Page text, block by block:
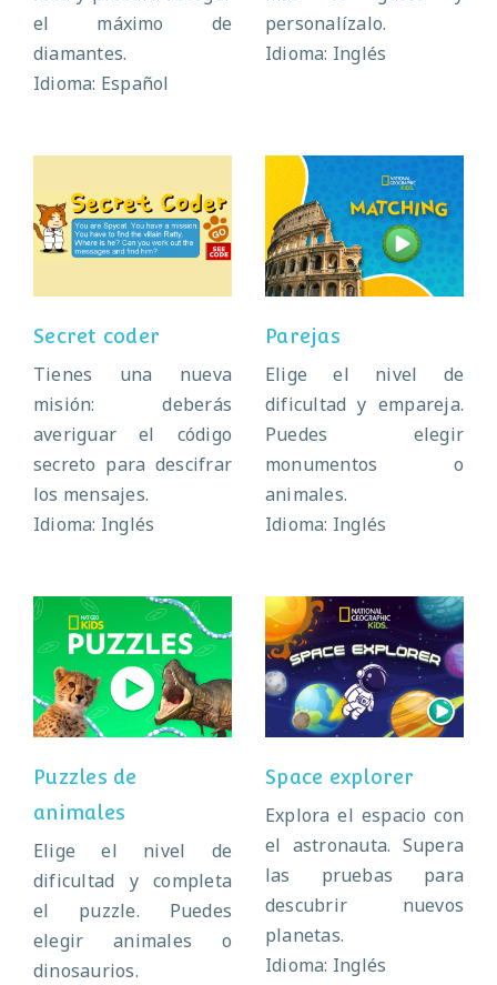
el máximo de
diamantes.
Idioma: Español
personalízalo.
Idioma: Inglés
Secret coder
Secret coder
Tienes una nueva
misión: deberás
averiguar el código
secreto para descifrar
los mensajes.
Idioma: Inglés
Parejas
Parejas
Elige el nivel de
dificultad y empareja.
Puedes elegir
monumentos o
animales.
Idioma: Inglés
Puzzles de
animales
Puzzles de
animales
Elige el nivel de
dificultad y completa
el puzzle. Puedes
elegir animales o
dinosaurios.
Space explorer
Space explorer
Explora el espacio con
el astronauta. Supera
las pruebas para
descubrir nuevos
planetas.
Idioma: Inglés